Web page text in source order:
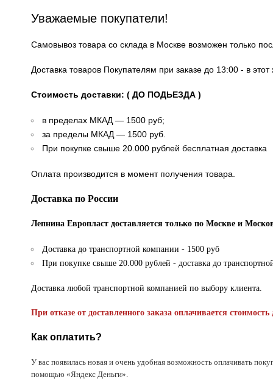
Уважаемые покупатели!
Самовывоз товара со склада в Москве возможен только
Доставка товаров Покупателям при заказе до 13:00 - в
Стоимость доставки: ( ДО ПОДЬЕЗДА )
в пределах МКАД — 1500 руб;
за пределы МКАД — 1500 руб.
При покупке свыше 20.000 рублей бесплатная доставка
Оплата производится в момент получения товара.
Доставка по России
Лепнина Европласт доставляется только по Москве и
Доставка до транспортной компании - 1500 руб
При покупке свыше 20.000 рублей - доставка до
Доставка любой транспортной компанией по выбору клиента.
При отказе от доставленного заказа оплачивается стоимость
Как оплатить?
У вас появилась новая и очень удобная возможность оплачивать
помощью «Яндекс Деньги».